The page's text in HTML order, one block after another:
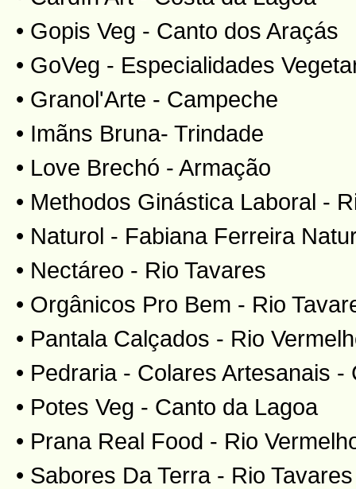
• Gopis Veg - Canto dos Araçás
• GoVeg - Especialidades
• Granol'Arte - Campeche
• Imãns Bruna- Trindade
• Love Brechó - Armação
• Methodos Ginástica Laboral -
• Naturol - Fabiana Ferreira
• Nectáreo - Rio Tavares
• Orgânicos Pro Bem - Rio
• Pantala Calçados - Rio
• Pedraria - Colares Artesanais -
• Potes Veg - Canto da Lagoa
• Prana Real Food - Rio
• Sabores Da Terra - Rio Tavares